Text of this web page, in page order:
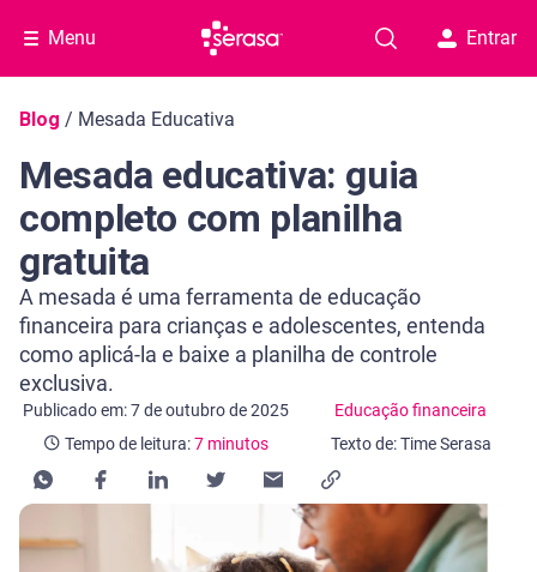
Menu Entrar
Navegação do blog
Blog / Mesada Educativa
Mesada educativa: guia
completo com planilha
gratuita
A mesada é uma ferramenta de educação
financeira para crianças e adolescentes, entenda
como aplicá-la e baixe a planilha de controle
exclusiva.
Publicado em: 7 de outubro de 2025 Educação financeira
Categoria Educação financeira
Tempo de leitura:7 minutos
Tempo de leitura: 7 minutos
Texto de: Time Serasa